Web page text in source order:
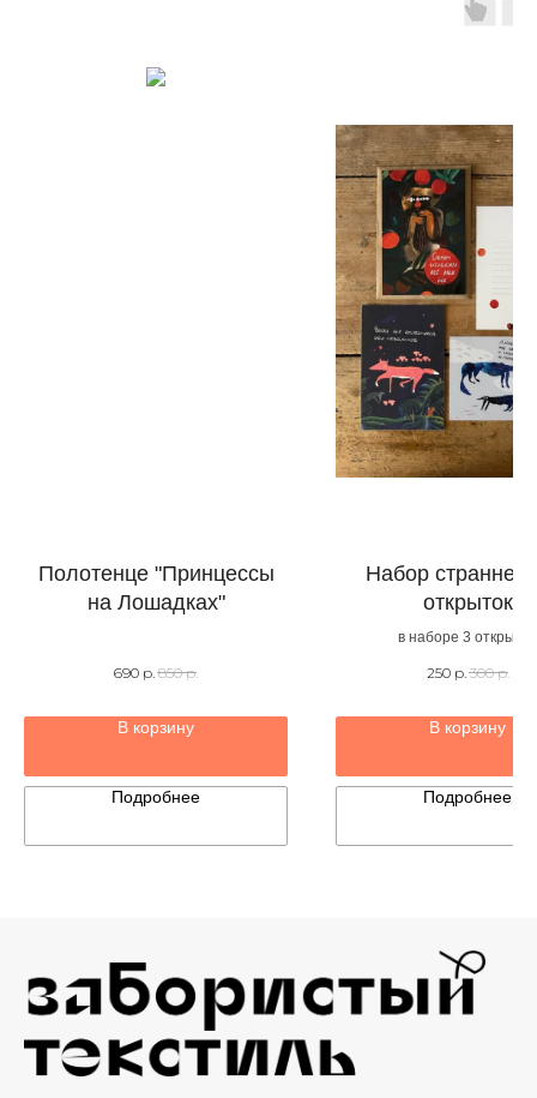
Полотенце "Принцессы
на Лошадках"
690 р. 850 р.
В корзину
Подробнее
Набор
открыток
в наборе 3 открытки
250 р. 300 р.
В корзину
Подробнее